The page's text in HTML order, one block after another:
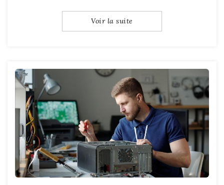
Voir la suite